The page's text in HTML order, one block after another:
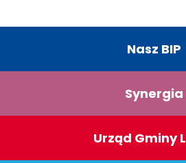
Nasz BIP
Synergia
Urząd Gminy